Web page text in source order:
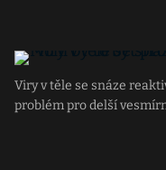
Viry v těle se snáze
problém pro delší